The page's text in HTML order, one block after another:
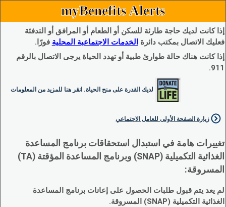
myBenefits Alerts
إذا كانت لديك حاجة طارئة للسكن أو الطعام أو المرافق أو التدفئة
فعليك الاتصال بمكتب دائرة الخدمات الاجتماعية المحلية فورًا.
إذا كانت هناك حالة طوارئ طبية أو تهدد الحياة يرجى الاتصال بالرقم
911.
لديك القدرة على منح الحياة. انقر هنا للمزيد من المعلومات
زيارة الصفحة الأولى للعامل الاجتماعي
تغييرات هامة في استبدال استحقاقات برنامج المساعدة
الغذائية التكميلية (SNAP) وبرنامج المساعدة المؤقتة (TA)
المسروقة:
لم يعد يتم قبول طلبات الحصول على إعانات برنامج المساعدة
الغذائية التكميلية (SNAP) المسروقة.